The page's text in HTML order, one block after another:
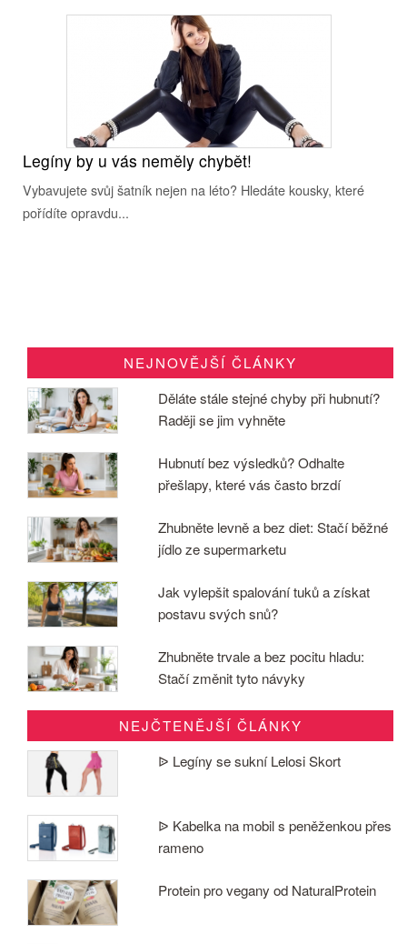
Legíny by u vás neměly chybět!
Vybavujete svůj šatník nejen na léto? Hledáte kousky, které
pořídíte opravdu...
NEJNOVĚJŠÍ ČLÁNKY
Děláte stále stejné chyby při hubnutí?
Raději se jim vyhněte
Hubnutí bez výsledků? Odhalte
přešlapy, které vás často brzdí
Zhubněte levně a bez diet: Stačí běžné
jídlo ze supermarketu
Jak vylepšit spalování tuků a získat
postavu svých snů?
Zhubněte trvale a bez pocitu hladu:
Stačí změnit tyto návyky
NEJČTENĚJŠÍ ČLÁNKY
ᐉ Legíny se sukní Lelosi Skort
ᐉ Kabelka na mobil s peněženkou přes
rameno
Protein pro vegany od NaturalProtein